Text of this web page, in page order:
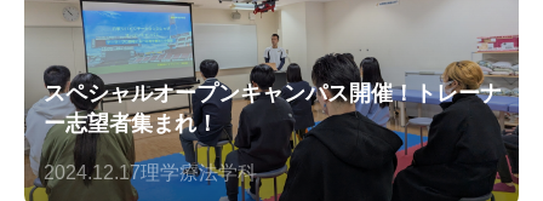
スペシャルオープンキャンパス開催！トレーナ
ー志望者集まれ！
2024.12.17理学療法学科